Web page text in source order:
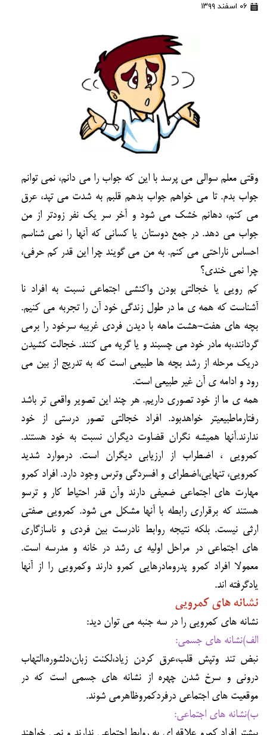
۰۶ اسفند ۱۳۹۹
وقتي معلم سوالي مي پرسد با اين كه جواب را مي دانم، نمي توانم
جواب بدم. تا مي خواهم جواب بدهم قلبم به شدت مي تپد، عرق
مي كنم، دهانم خشك مي شود و آخر سر يك نفر زودتر از من
جواب مي دهد. در جمع دوستان يا كساني كه آنها را نمي شناسم
احساس ناراحتي مي كنم. به من مي گويند چرا اين قدر كم حرفي،
چرا نمي خندي؟
كم رويي يا خجالتي بودن واكنشي اجتماعي نسبت به افراد نا
آشناست كه همه ي ما در طول زندگي خود آن را تجربه مي كنيم.
بچه هاي هفت-هشت ماهه با ديدن فردي غريبه سرخود را برمي
گردانند،به مادر خود مي چسبند و يا گريه مي كنند. خجالت كشيدن
دريك مرحله از رشد بچه ها طبيعي است كه به تدريج از بين مي
رود و ادامه ي آن غير طبيعي است.
همه ي ما از خود تصوري داريم. هر چند اين تصوير واقعي تر باشد
رفتارماطبيعيتر خواهدبود. افراد خجالتي تصور درستي از خود
ندارند.آنها هميشه نگران قضاوت ديگران نسبت به خود هستند.
كمرويي ، اضطراب از ارزيابي ديگران است. درموارد شديد
كمرويي، تنهايي،اضطراي و افسردگي وترس وجود دارد. افراد كمرو
مهارت هاي اجتماعي ضعيفي دارند وآن قدر احتياط كار و ترسو
هستند كه برقراري رابطه با آنها مشكل مي شود. كمرويي صفتي
ارثي نيست. بلكه نتيجه روابط نادرست بين فردي و ناسازگاري
هاي اجتماعي در مراحل اوليه ي رشد در خانه و مدرسه است.
معمولا افراد كمرو پدرومادرهايي كمرو دارند وكمرويي را از آنها
يادگرفته اند.
نشانه هاي كمرويي
نشانه هاي كمرويي را در سه جنبه مي توان ديد:
الف)نشانه هاي جسمي:
نبض تند وتپش قلب،عرق كردن زياد،لكنت زبان،دلشوره،التهاب
دروني و سرخ شدن چهره از نشانه هاي جسمي است كه در
موقعيت هاي اجتماعي درفردكمروظاهرمي شوند.
ب)نشانه هاي اجتماعي: